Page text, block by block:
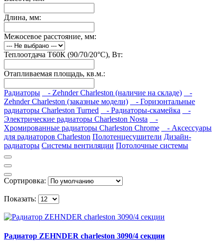
Длина, мм:
Межосевое расстояние, мм:
Теплоотдача Т60К (90/70/20°C), Вт:
Отапливаемая площадь, кв.м.:
Радиаторы - Zehnder Charleston (наличие на складе)
-
Zehnder Charleston (заказные модели)
- Горизонтальные
радиаторы Charleston Turned
- Радиаторы-скамейка
-
Электрические радиаторы Charleston Nosta
-
Хромированные радиаторы Charleston Chrome
- Аксессуары
для радиаторов Charleston Полотенцесушители Дизайн-
радиаторы Системы вентиляции Потолочные системы
Сортировка:
Показать:
Радиатор ZEHNDER charleston 3090/4 секции